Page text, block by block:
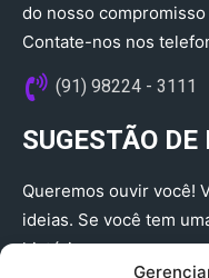
do nosso
Contate-nos nos
(91) 98224 - 3111
SUGESTÃO DE
Queremos ouvir você!
ideias. Se você tem
história que merece